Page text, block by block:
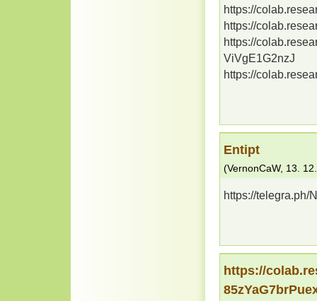
https://
https://
https://
ViVgE1G2nzJ
https://
Entipt
(VernonCaW, 13.
https://telegra.ph/
https://